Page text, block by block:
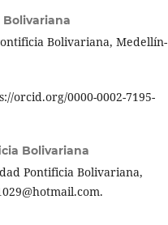
Bolivariana, Medellín-
orcid.org/0000-0002-7195-
Bolivariana
Pontificia Bolivariana,